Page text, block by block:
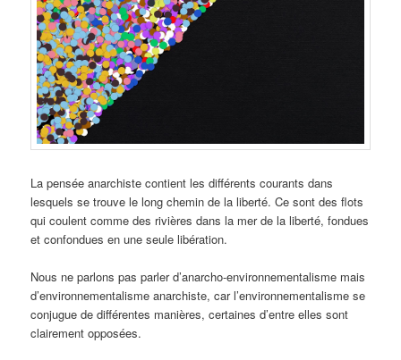
La pensée anarchiste contient les différents courants dans
lesquels se trouve le long chemin de la liberté. Ce sont des flots
qui coulent comme des rivières dans la mer de la liberté, fondues
et confondues en une seule libération.
Nous ne parlons pas parler d’anarcho-environnementalisme mais
d’environnementalisme anarchiste, car l’environnementalisme se
conjugue de différentes manières, certaines d’entre elles sont
clairement opposées.